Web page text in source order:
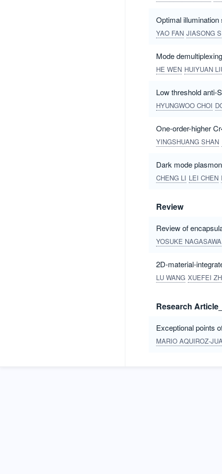
Optimal
YAO FAN JIASONG
Mode
HE WEN HUIYUAN
Low threshold anti-
HYUNGWOO CHOI
One-order-higher
YINGSHUANG SHAN
Dark mode
CHENG LI LEI CHEN
Review
Review of
YOSUKE NAGASAWA
2D-material-
LU WANG XUEFEI
Research
Exceptional points
MARIO AQUIROZ-